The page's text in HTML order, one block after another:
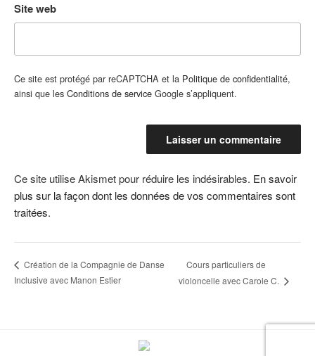
Site web
Ce site est protégé par reCAPTCHA et la Politique de confidentialité,
ainsi que les Conditions de service Google s’appliquent.
Ce site utilise Akismet pour réduire les indésirables. En savoir
plus sur la façon dont les données de vos commentaires sont
traitées.
Création de la Compagnie de Danse
Inclusive avec Manon Estier
Cours particuliers de
violoncelle avec Carole C.